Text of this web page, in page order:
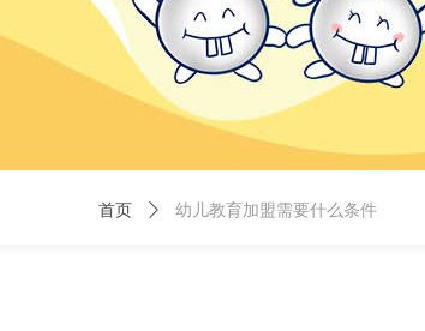
首页 ꄲ 幼儿教育加盟需要什么条件